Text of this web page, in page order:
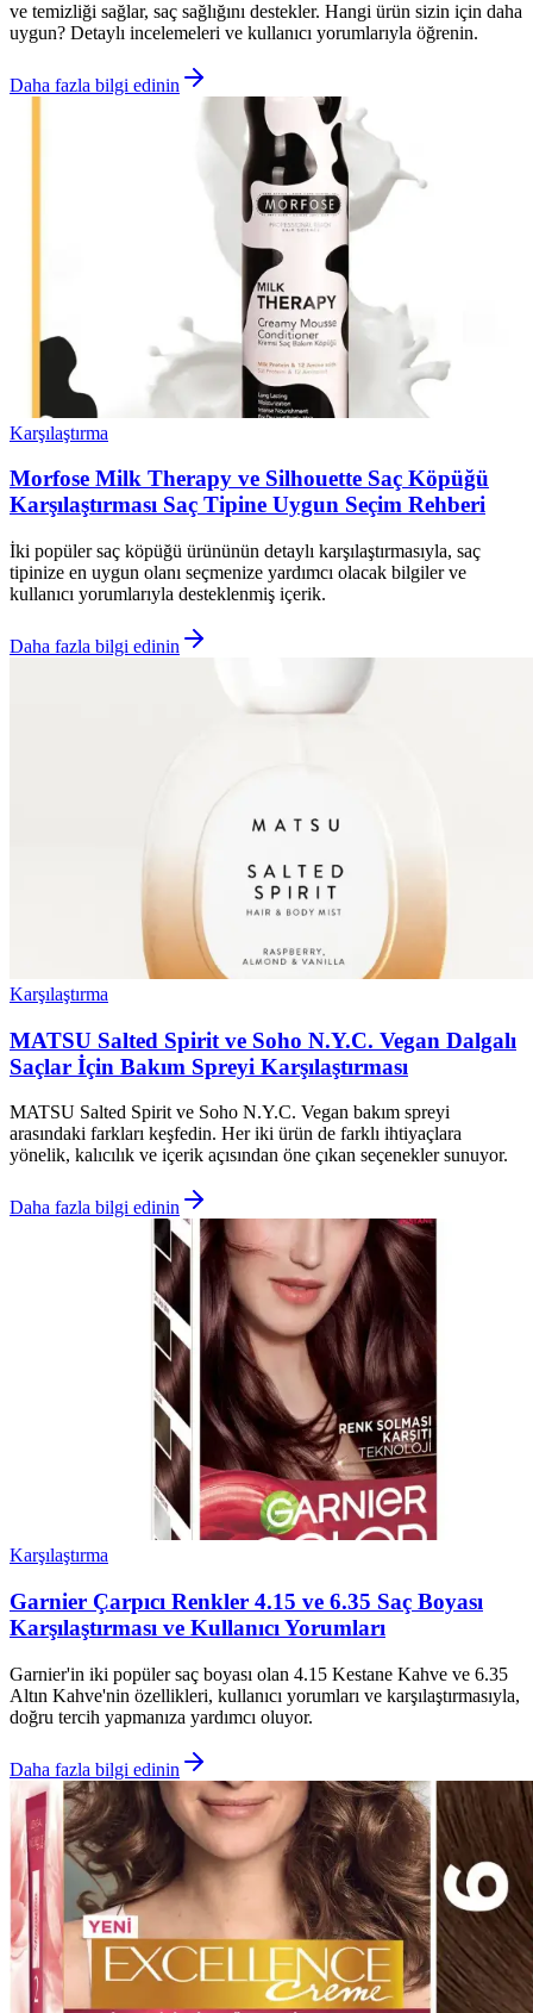
ve temizliği sağlar, saç sağlığını destekler. Hangi ürün sizin için daha
uygun? Detaylı incelemeleri ve kullanıcı yorumlarıyla öğrenin.
Daha fazla bilgi edinin
Karşılaştırma
Morfose Milk Therapy ve Silhouette Saç Köpüğü
Karşılaştırması Saç Tipine Uygun Seçim Rehberi
İki popüler saç köpüğü ürününün detaylı karşılaştırmasıyla, saç
tipinize en uygun olanı seçmenize yardımcı olacak bilgiler ve
kullanıcı yorumlarıyla desteklenmiş içerik.
Daha fazla bilgi edinin
Karşılaştırma
MATSU Salted Spirit ve Soho N.Y.C. Vegan Dalgalı
Saçlar İçin Bakım Spreyi Karşılaştırması
MATSU Salted Spirit ve Soho N.Y.C. Vegan bakım spreyi
arasındaki farkları keşfedin. Her iki ürün de farklı ihtiyaçlara
yönelik, kalıcılık ve içerik açısından öne çıkan seçenekler sunuyor.
Daha fazla bilgi edinin
Karşılaştırma
Garnier Çarpıcı Renkler 4.15 ve 6.35 Saç Boyası
Karşılaştırması ve Kullanıcı Yorumları
Garnier'in iki popüler saç boyası olan 4.15 Kestane Kahve ve 6.35
Altın Kahve'nin özellikleri, kullanıcı yorumları ve karşılaştırmasıyla,
doğru tercih yapmanıza yardımcı oluyor.
Daha fazla bilgi edinin